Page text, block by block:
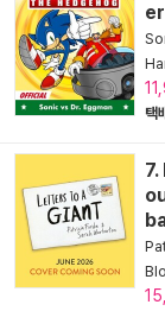
택